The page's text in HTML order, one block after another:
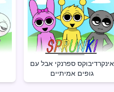
אינקרדיבוקס ספרנקי אבל עם
גופים אמיתיים